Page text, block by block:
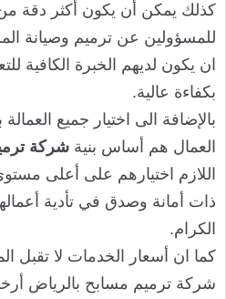
كذلك يمكن أن يكون أكثر دقة
للمسؤولين عن ترميم وصيانة
ان يكون لديهم الخبرة الكافية
بكفاءة عالية.
بالإضافة الى اختيار جميع
العمال هم أساس بنية شركة
اللازم اختيارهم على أعلى
ذات أمانة وصدق في تأدية
الكرام.
كما ان أسعار الخدمات لا تقبل
شركة ترميم مسابح بالرياض